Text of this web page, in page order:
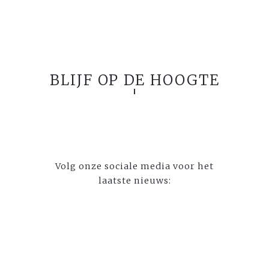
BLIJF OP DE HOOGTE
Volg onze sociale media voor het
laatste nieuws: